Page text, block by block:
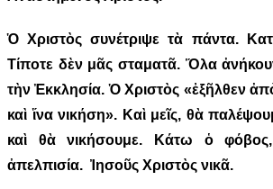
Ὁ Χριστὸς συνέτριψε τὰ πάντα.
Τίποτε δὲν μᾶς σταματᾶ. Ὅλα
τὴν Ἐκκλησία. Ὁ Χριστὸς «ἐξῆλθεν
καὶ ἵνα νικήση». Καὶ μεῖς, θὰ
καὶ θὰ νικήσουμε. Κάτω ὁ
ἀπελπισία. Ἰησοῦς Χριστὸς νικᾶ.